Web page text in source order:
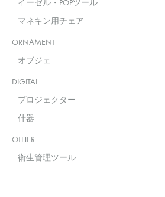
イーゼル・POPツール
マネキン用チェア
ORNAMENT
オブジェ
DIGITAL
プロジェクター
什器
OTHER
衛生管理ツール